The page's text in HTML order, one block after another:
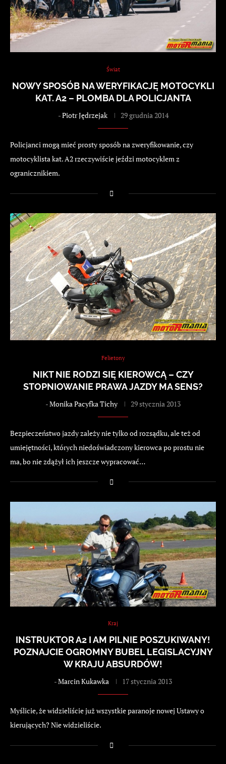
Świat
NOWY SPOSÓB NA WERYFIKACJĘ MOTOCYKLI
KAT. A2 – PLOMBA DLA POLICJANTA
-Piotr Jędrzejak 29 grudnia 2014
Policjanci mogą mieć prosty sposób na zweryfikowanie, czy
motocyklista kat. A2 rzeczywiście jeździ motocyklem z
ogranicznikiem.
Felietony
NIKT NIE RODZI SIĘ KIEROWCĄ – CZY
STOPNIOWANIE PRAWA JAZDY MA SENS?
-Monika Pacyfka Tichy 29 stycznia 2013
Bezpieczeństwo jazdy zależy nie tylko od rozsądku, ale też od
umiejętności, których niedoświadczony kierowca po prostu nie
ma, bo nie zdążył ich jeszcze wypracować…
Kraj
INSTRUKTOR A2 I AM PILNIE POSZUKIWANY!
POZNAJCIE OGROMNY BUBEL LEGISLACYJNY
W KRAJU ABSURDÓW!
-Marcin Kukawka 17 stycznia 2013
Myślicie, że widzieliście już wszystkie paranoje nowej Ustawy o
kierujących? Nie widzieliście.